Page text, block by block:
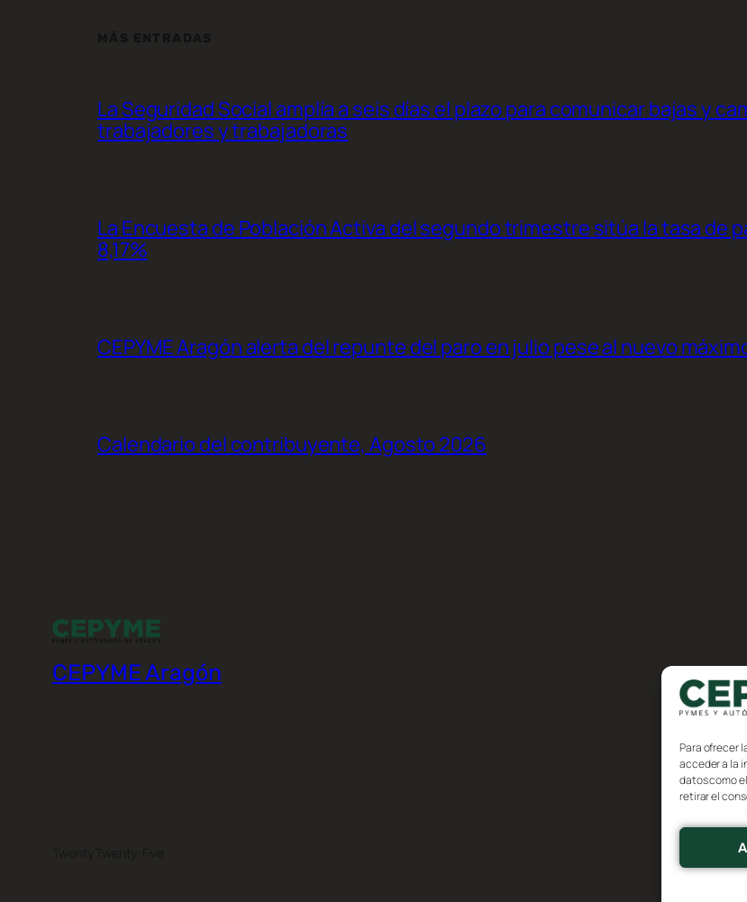
Para ofrecer
acceder a la
datos como
retirar el
La Seguridad Social amplía a seis días el plazo para comunicar bajas y
trabajadores y trabajadoras
La Encuesta de Población Activa del segundo trimestre sitúa la tasa de
8,17%
CEPYME Aragón alerta del repunte del paro en julio pese al nuevo
Calendario del contribuyente, Agosto 2026
CEPYME Aragón